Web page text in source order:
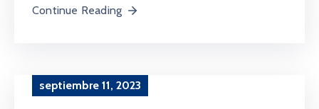
Continue Reading
septiembre 11, 2023